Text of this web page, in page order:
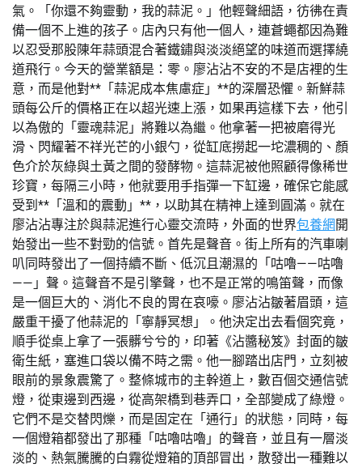
氣。「你還不夠靈動，我的蒜泥。」他輕聲細語，彷彿在責
備一個不上進的孩子。店內只有他一個人，連蒼蠅都因為難
以忍受那股陳年蒜頭混合著鐵鏽與淡淡絕望的味道而選擇繞
道飛行。今天的營業額是：零。廖沾沾不安的不是店裡的生
意，而是他對**「蒜泥成本焦慮症」**的深層恐懼。新鮮蒜
頭每公斤的價格正在以超光速上漲，如果再這樣下去，他引
以為傲的「靈魂蒜泥」將難以為繼。他拿著一把被磨得光
滑、閃耀著不祥光芒的小銀勺，從缸底撈起一坨濃稠的、顏
色介於灰綠與土黃之間的發酵物。這蒜泥被他照顧得像稀世
珍寶，每隔三小時，他就要用手指彈一下缸邊，確保它能感
受到**「溫和的震動」**，以助其在精神上達到圓滿。就在
廖沾沾專注於與蒜泥進行心靈交流時，外面的世界包養網 開
始發出一些不對勁的信號。首先是聲音。街上所有的汽車喇
叭同時發出了一個持續不斷、低沉且潮濕的「咕嚕——咕嚕
——」聲。這聲音不是引擎聲，也不是正常的鳴笛聲，而像
是一個巨大的、消化不良的胃在哀嚎。廖沾沾皺著眉頭，這
嚴重干擾了他蒜泥的「寧靜冥想」。他決定出去看個究竟，
順手從桌上拿了一張髒兮兮的，印著《沾醬秘笈》封面的皺
衛生紙，塞進口袋以備不時之需。他一腳踏出店門，立刻被
眼前的景象震驚了。整條城市的主幹道上，數百個交通信號
燈，從東邊到西邊，從高架橋到巷弄口，全部變成了綠燈。
它們不是交替閃爍，而是固定在「通行」的狀態，同時，每
一個燈箱都發出了那種「咕嚕咕嚕」的聲音，並且有一層淡
淡的、熱氣騰騰的白霧從燈箱的頂部冒出，散發出一種難以